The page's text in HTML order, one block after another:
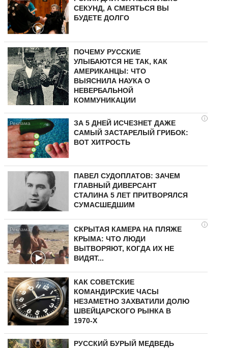
СЕКУНД, А СМЕЯТЬСЯ ВЫ
БУДЕТЕ ДОЛГО
ПОЧЕМУ РУССКИЕ
УЛЫБАЮТСЯ НЕ ТАК, КАК
АМЕРИКАНЦЫ: ЧТО
ВЫЯСНИЛА НАУКА О
НЕВЕРБАЛЬНОЙ
КОММУНИКАЦИИ
i
ЗА 5 ДНЕЙ ИСЧЕЗНЕТ ДАЖЕ
САМЫЙ ЗАСТАРЕЛЫЙ ГРИБОК:
ВОТ ХИТРОСТЬ
ПАВЕЛ СУДОПЛАТОВ: ЗАЧЕМ
ГЛАВНЫЙ ДИВЕРСАНТ
СТАЛИНА 5 ЛЕТ ПРИТВОРЯЛСЯ
СУМАСШЕДШИМ
i
СКРЫТАЯ КАМЕРА НА ПЛЯЖЕ
КРЫМА: ЧТО ЛЮДИ
ВЫТВОРЯЮТ, КОГДА ИХ НЕ
ВИДЯТ...
КАК СОВЕТСКИЕ
КОМАНДИРСКИЕ ЧАСЫ
НЕЗАМЕТНО ЗАХВАТИЛИ ДОЛЮ
ШВЕЙЦАРСКОГО РЫНКА В
1970-Х
РУССКИЙ БУРЫЙ МЕДВЕДЬ